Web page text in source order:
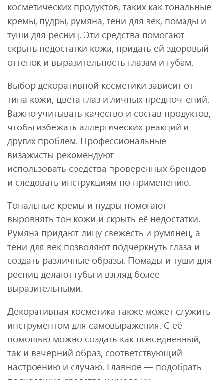
косметических продуктов, таких как тональные
кремы, пудры, румяна, тени для век, помады и
туши для ресниц. Эти средства помогают
скрыть недостатки кожи, придать ей здоровый
оттенок и выразительность глазам и губам.
Выбор декоративной косметики зависит от
типа кожи, цвета глаз и личных предпочтений.
Важно учитывать качество и состав продуктов,
чтобы избежать аллергических реакций и
других проблем. Профессиональные
визажисты рекомендуют
использовать средства проверенных брендов
и следовать инструкциям по применению.
Тональные кремы и пудры помогают
выровнять тон кожи и скрыть её недостатки.
Румяна придают лицу свежесть и румянец, а
тени для век позволяют подчеркнуть глаза и
создать различные образы. Помады и туши для
ресниц делают губы и взгляд более
выразительными.
Декоративная косметика также может служить
инструментом для самовыражения. С её
помощью можно создать как повседневный,
так и вечерний образ, соответствующий
настроению и случаю. Главное — подобрать